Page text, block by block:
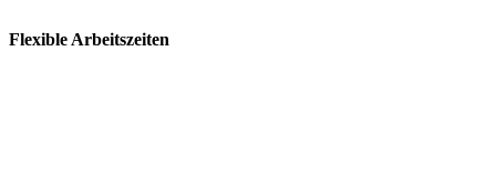
Flexible Arbeitszeiten